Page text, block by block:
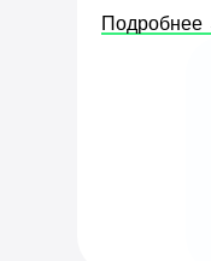
Подробнее